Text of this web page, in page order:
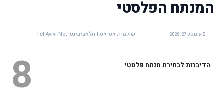
המנתח הפלסטי
אוגוסט 27, 2020 שולמית אטיאס | תלאביבינט -Tel Avivi Net
8 הדיברות לבחירת מנתח פלסטי